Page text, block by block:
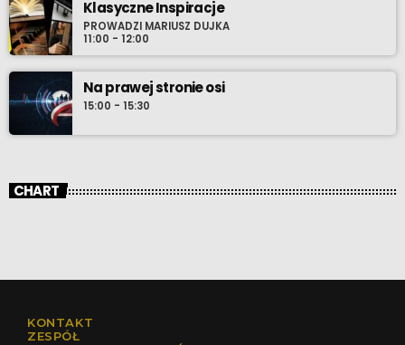
Klasyczne Inspiracje
PROWADZI MARIUSZ DUJKA
11:00 - 12:00
Na prawej stronie osi
15:00 - 15:30
CHART
KONTAKT
ZESPÓŁ